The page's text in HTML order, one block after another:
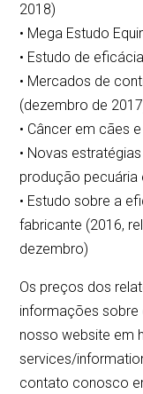
2018)
• Mega Estudo
• Estudo de
• Mercados de
(dezembro de
• Câncer em cães
• Novas
produção pecuária
• Estudo sobre a
fabricante (2016,
dezembro)
Os preços dos
informações sobre
nosso website em
services/
contato conosco